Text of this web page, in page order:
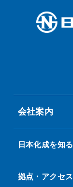
会社案内
日本化成を知る
拠点・アクセス